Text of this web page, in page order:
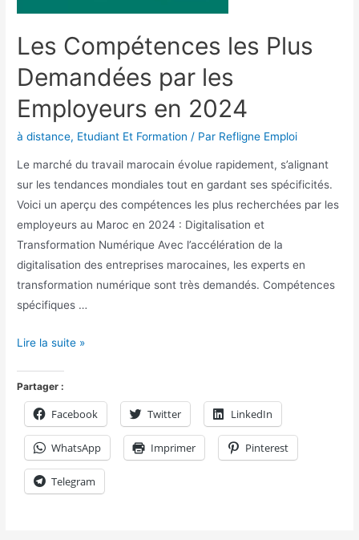
Les Compétences les Plus
Demandées par les
Employeurs en 2024
à distance, Etudiant Et Formation / Par Refligne Emploi
Le marché du travail marocain évolue rapidement, s’alignant
sur les tendances mondiales tout en gardant ses spécificités.
Voici un aperçu des compétences les plus recherchées par les
employeurs au Maroc en 2024 : Digitalisation et
Transformation Numérique Avec l’accélération de la
digitalisation des entreprises marocaines, les experts en
transformation numérique sont très demandés. Compétences
spécifiques …
Lire la suite »
Partager :
Facebook Twitter LinkedIn
WhatsApp Imprimer Pinterest
Telegram